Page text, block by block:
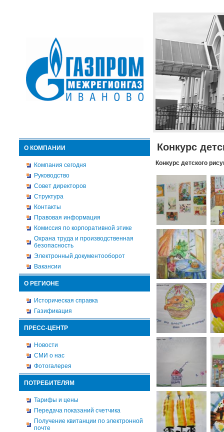
О КОМПАНИИ
Компания сегодня
Руководство
Совет директоров
Структура
Контакты
Правовая информация
Комиссия по корпоративной этике
Охрана труда и производственная
безопасность
Электронный документооборот
Вакансии
О РЕГИОНЕ
Историческая справка
Газификация
ПРЕСС-ЦЕНТР
Новости
СМИ о нас
Фотогалерея
ПОТРЕБИТЕЛЯМ
Тарифы и цены
Передача показаний счетчика
Получение квитанции по электронной
почте
Конкурс
Конкурс детского